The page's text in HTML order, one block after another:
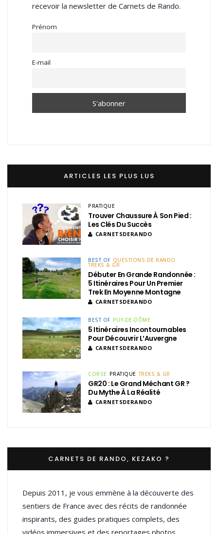
recevoir la newsletter de Carnets de Rando.
Prénom
E-mail
ARTICLES LES PLUS LUS
PRATIQUE
Trouver Chaussure À Son Pied :
Les Clés Du Succès
CARNETSDERANDO
BEST OF QUESTIONS DE RANDO
TREKS & GR
Débuter En Grande Randonnée :
5 Itinéraires Pour Un Premier
Trek En Moyenne Montagne
CARNETSDERANDO
BEST OF PUY-DE-DÔME
5 Itinéraires Incontournables
Pour Découvrir L’Auvergne
CARNETSDERANDO
CORSE PRATIQUE TREKS & GR
GR20 : Le Grand Méchant GR ?
Du Mythe À La Réalité
CARNETSDERANDO
CARNETS DE RANDO, KEZAKO ?
Depuis 2011, je vous emmène à la découverte des
sentiers de France avec des récits de randonnée
inspirants, des guides pratiques complets, des